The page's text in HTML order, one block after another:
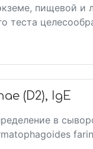
пищевой и
теста
(D2), IgE
в